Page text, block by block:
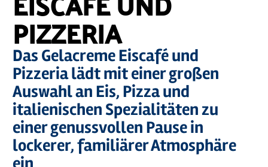
PIZZERIA
Das Gelacreme Eiscafé und
Pizzeria lädt mit einer großen
Auswahl an Eis, Pizza und
italienischen Spezialitäten zu
einer genussvollen Pause in
lockerer, familiärer Atmosphäre